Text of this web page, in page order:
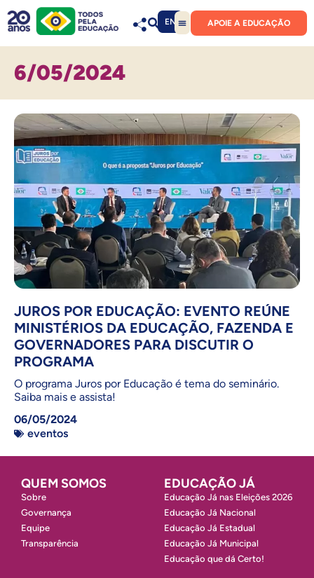
EN APOIE A EDUCAÇÃO
6/05/2024
JUROS POR EDUCAÇÃO: EVENTO REÚNE
MINISTÉRIOS DA EDUCAÇÃO, FAZENDA E
GOVERNADORES PARA DISCUTIR O
PROGRAMA
O programa Juros por Educação é tema do seminário.
Saiba mais e assista!
06/05/2024
eventos
QUEM SOMOS
Sobre
Governança
Equipe
Transparência
EDUCAÇÃO JÁ
Educação Já nas Eleições 2026
Educação Já Nacional
Educação Já Estadual
Educação Já Municipal
Educação que dá Certo!